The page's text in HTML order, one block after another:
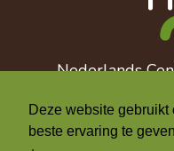
Deze website gebruikt
beste ervaring te
Nederlands
+31